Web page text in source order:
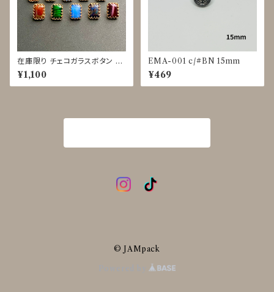
在庫限り チェコガラスボタン 17
mm HPO11134〜11139
¥1,100
EMA-001 c/#BN 15mm
¥469
© JAMpack
Powered by